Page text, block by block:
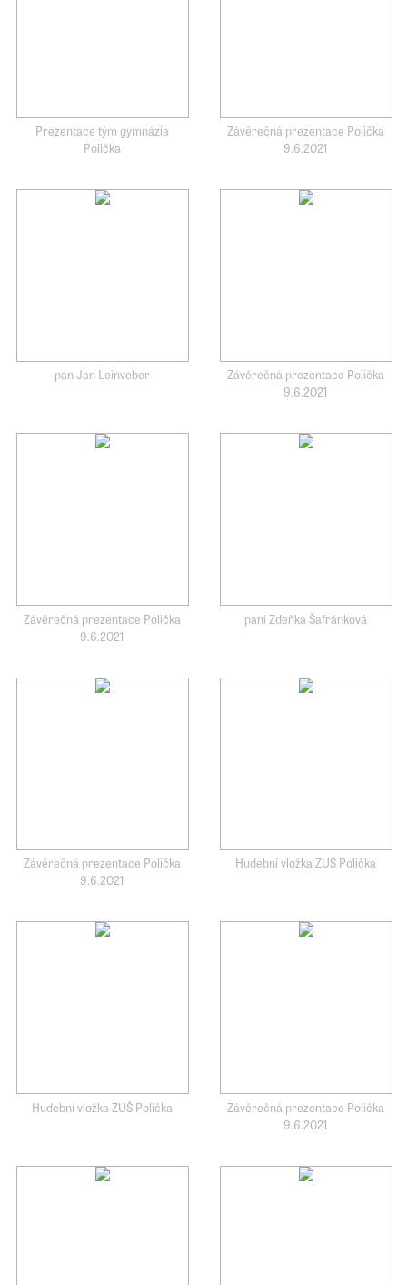
Prezentace tým gymnázia
Polička
Závěrečná prezentace Polička
9.6.2021
pan Jan Leinveber
Závěrečná prezentace Polička
9.6.2021
Závěrečná prezentace Polička
9.6.2021
paní Zdeňka Šafránková
Závěrečná prezentace Polička
9.6.2021
Hudební vložka ZUŠ Polička
Hudební vložka ZUŠ Polička
Závěrečná prezentace Polička
9.6.2021